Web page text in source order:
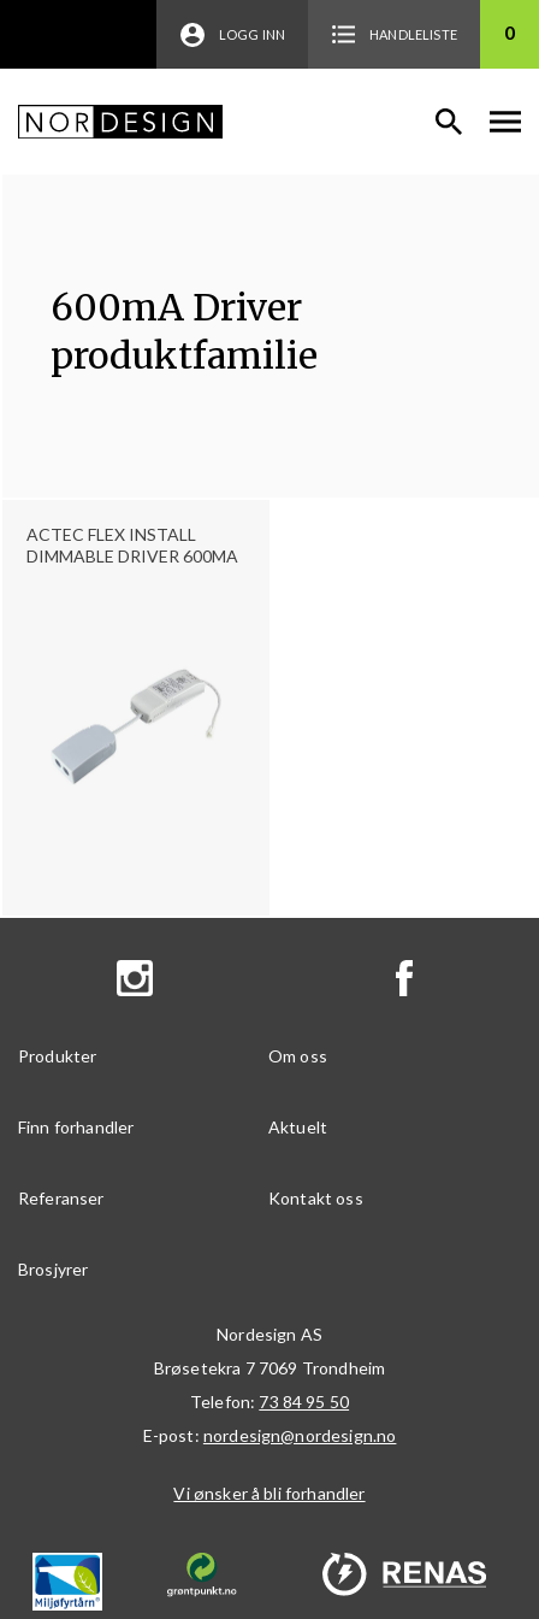
LOGG INN HANDLELISTE 0
ACTEC FLEX INSTALL
DIMMABLE DRIVER 600MA
600mA Driver
produktfamilie
Produkter Om oss
Finn forhandler Aktuelt
Referanser Kontakt oss
Brosjyrer
Nordesign AS
Brøsetekra 7 7069 Trondheim
Telefon: 73 84 95 50
E-post: nordesign@nordesign.no
Vi ønsker å bli forhandler